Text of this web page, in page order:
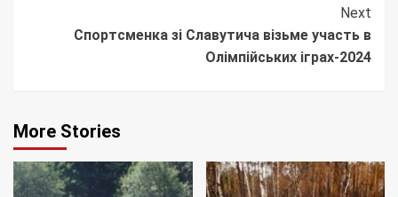
Next
Спортсменка зі Славутича візьме участь в
Олімпійських іграх-2024
More Stories